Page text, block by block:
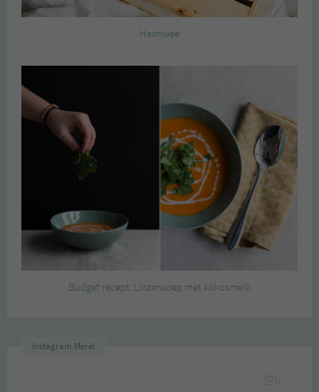
Heimwee
Budget recept: Linzensoep met kokosmelk
Instagram Merel